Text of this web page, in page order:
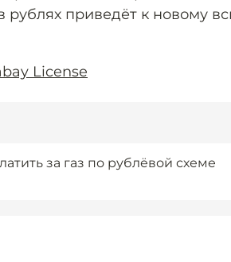
рублях приведёт к новому
License
за газ по рублёвой схеме